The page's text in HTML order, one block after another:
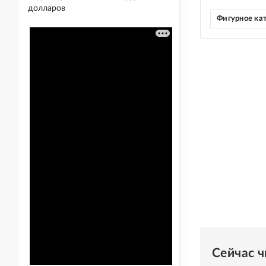
Фигурное
Сейчас
долларов